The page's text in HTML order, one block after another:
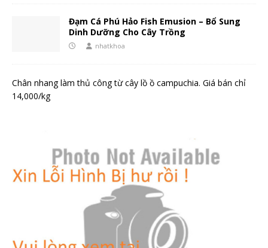
Đạm Cá Phú Hảo Fish Emusion – Bổ Sung
Dinh Dưỡng Cho Cây Trồng
nhatkhoa
Chân nhang làm thủ công từ cây lồ ồ campuchia. Giá bán chỉ
14,000/kg